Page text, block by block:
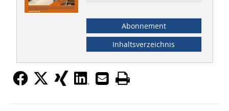
Abonnement
Inhaltsverzeichnis